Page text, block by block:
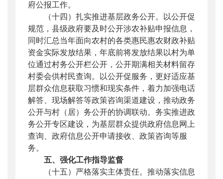
府公报工作。
（十四）扎实推进基层政务公开。
以公开促
规范，县级政府要及时公开涉农补贴申报信息，
同时汇总当年面向农村的各类惠民惠农财政补贴
资金实际发放结果，年底前将发放结果以村为单
位通过村务公开栏公开，公开期满相关材料留存
村委会供村民查询。以公开促服务，更好适应基
层群众信息获取习惯和现实条件，着力加强电话
解答、现场解答等政策咨询渠道建设，推动政务
公开与村（居）务公开的协调联动。务实推进政
务公开专区建设，为基层群众提供政府信息网上
查询、政府信息公开申请接收、政策咨询等服
务。
五、强化工作指导监督
（十五）严格落实主体责任。 推动落实信息